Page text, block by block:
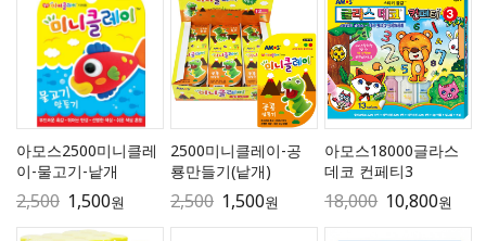
아모스2500미니클레
이-물고기-낱개
2,500 1,500원
2500미니클레이-공
룡만들기(낱개)
2,500 1,500원
아모스18000글라스
데코 컨페티3
18,000 10,800원